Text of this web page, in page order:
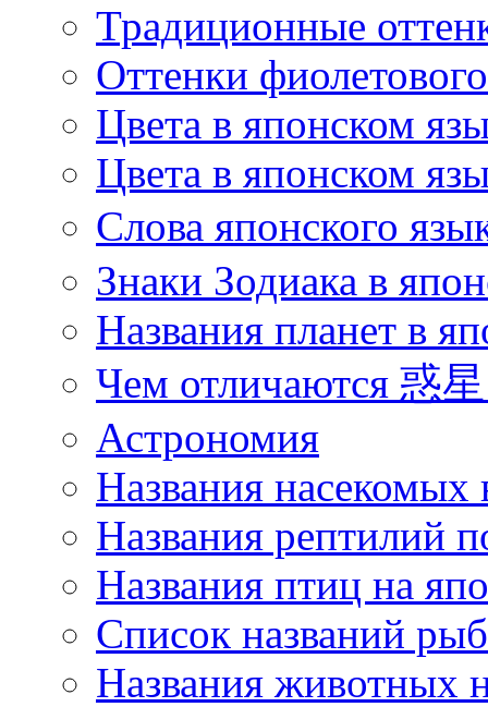
Традиционные
Оттенки
Цвета в японском
Цвета в японском
Слова японского
Знаки Зодиака в
Названия планет в
Чем отличаются 惑
Астрономия
Названия насекомых
Названия рептилий
Названия птиц на
Список названий
Названия животных